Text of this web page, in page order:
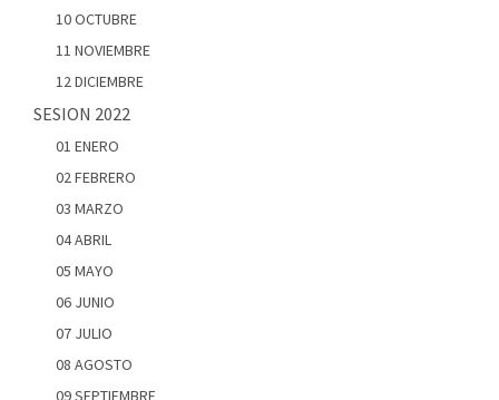
10 OCTUBRE
11 NOVIEMBRE
12 DICIEMBRE
SESION 2022
01 ENERO
02 FEBRERO
03 MARZO
04 ABRIL
05 MAYO
06 JUNIO
07 JULIO
08 AGOSTO
09 SEPTIEMBRE